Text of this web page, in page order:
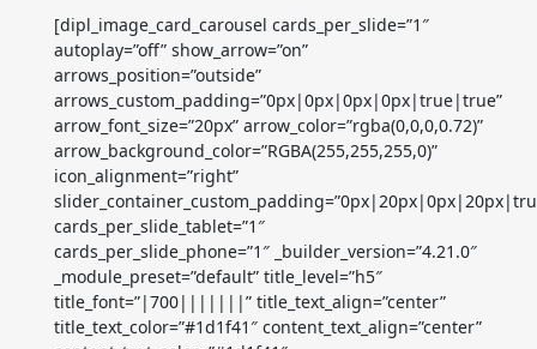
[dipl_image_card_carousel cards_per_slide=”1″
autoplay=”off” show_arrow=”on”
arrows_position=”outside”
arrows_custom_padding=”0px|0px|0px|0px|true|true”
arrow_font_size=”20px” arrow_color=”rgba(0,0,0,0.72)”
arrow_background_color=”RGBA(255,255,255,0)”
icon_alignment=”right”
cards_per_slide_tablet=”1″
cards_per_slide_phone=”1″ _builder_version=”4.21.0″
_module_preset=”default” title_level=”h5″
title_font=”|700|||||||” title_text_align=”center”
title_text_color=”#1d1f41″ content_text_align=”center”